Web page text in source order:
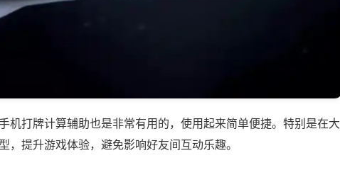
机打牌计算辅助也是非常有用的，使用起来简单便捷。特别是在大
，提升游戏体验，避免影响好友间互动乐趣。